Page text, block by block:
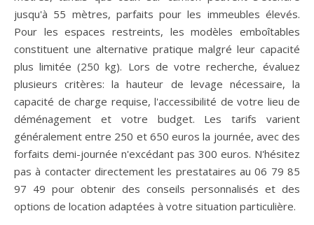
jusqu'à 55 mètres, parfaits pour les immeubles élevés.
Pour les espaces restreints, les modèles emboîtables
constituent une alternative pratique malgré leur capacité
plus limitée (250 kg). Lors de votre recherche, évaluez
plusieurs critères: la hauteur de levage nécessaire, la
capacité de charge requise, l'accessibilité de votre lieu de
déménagement et votre budget. Les tarifs varient
généralement entre 250 et 650 euros la journée, avec des
forfaits demi-journée n'excédant pas 300 euros. N'hésitez
pas à contacter directement les prestataires au 06 79 85
97 49 pour obtenir des conseils personnalisés et des
options de location adaptées à votre situation particulière.